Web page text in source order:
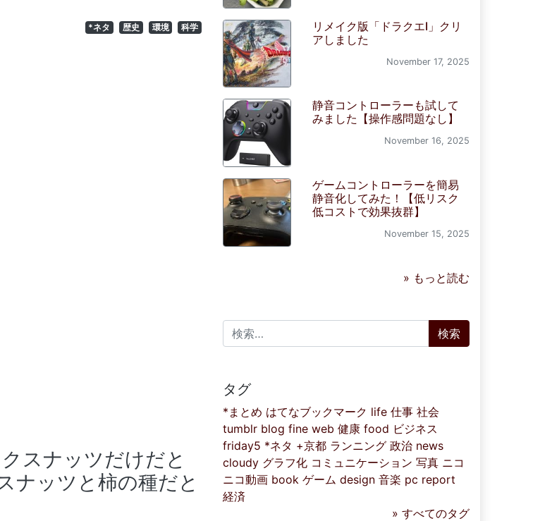
*ネタ 歴史 環境 科学
スナッツだけだと
ナッツと柿の種だと
リメイク版「ドラクエI」クリ
アしました
November 17, 2025
静音コントローラーも試して
みました【操作感問題なし】
November 16, 2025
ゲームコントローラーを簡易
静音化してみた！【低リスク
低コストで効果抜群】
November 15, 2025
» もっと読む
検索:
タグ
*まとめ はてなブックマーク life 仕事 社会
tumblr blog fine web 健康 food ビジネス
friday5 *ネタ +京都 ランニング 政治 news
cloudy グラフ化 コミュニケーション 写真 ニコ
ニコ動画 book ゲーム design 音楽 pc report
経済
» すべてのタグ